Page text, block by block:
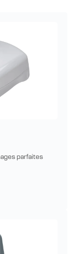
parfaites